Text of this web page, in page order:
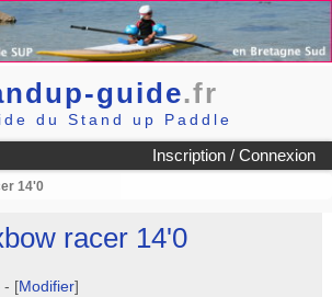
guide.fr
du Stand up Paddle
Inscription / Connexion
14'0
racer 14'0
- [Modifier]